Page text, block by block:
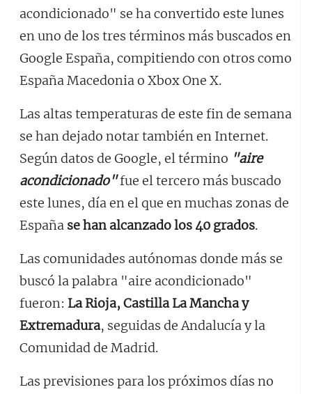
acondicionado" se ha convertido este lunes
en uno de los tres términos más buscados en
Google España, compitiendo con otros como
España Macedonia o Xbox One X.
Las altas temperaturas de este fin de semana
se han dejado notar también en Internet.
Según datos de Google, el término "aire
acondicionado"fue el tercero más buscado
este lunes, día en el que en muchas zonas de
España se han alcanzado los 40 grados.
Las comunidades autónomas donde más se
buscó la palabra "aire acondicionado"
fueron: La Rioja, Castilla La Mancha y
Extremadura, seguidas de Andalucía y la
Comunidad de Madrid.
Las previsiones para los próximos días no